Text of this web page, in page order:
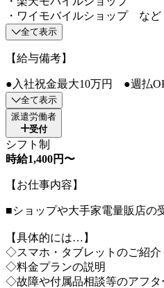
・ワイモバイルショップ など
全て表示
【給与備考】
●入社祝金最大10万円 ●週払
全て表示
派遣労働者
受付
シフト制
時給1,400円〜
【お仕事内容】
■ショップや大手家電量販店の
【具体的には…】
◇スマホ・タブレットのご紹介
◇料金プランの説明
◇故障や付属品相談等のアフタ